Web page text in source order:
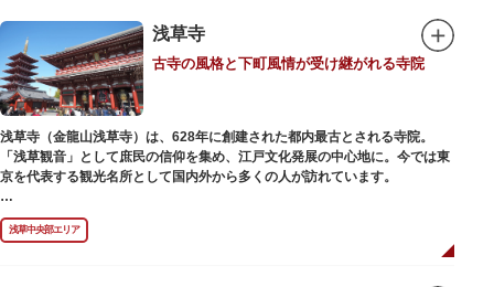
から池を眺めれば、新しい発見ができるかもしれません。また、「鵜の池」
にはマガモ・オナガガモなどたくさんの鴨や渡り鳥が訪れます。大都会の中
でバードウォッチングができる珍しいスポットです。
ファミリーで、カップルで、または一人でゆったりと、思い思いの時間をお
過ごしください。
浅草寺
古寺の風格と下町風情が受け継がれる寺院
浅草寺（金龍山浅草寺）は、628年に創建された都内最古とされる寺院。
「浅草観音」として庶民の信仰を集め、江戸文化発展の中心地に。今では東
京を代表する観光名所として国内外から多くの人が訪れています。
浅草の象徴とも言える「雷門（風雷神門）」は、高さ3.9mの大提灯と風神雷
神像が安置された浅草寺の総門。本堂前には2体の仁王尊像が並ぶ山門「宝
蔵門」が建ち、参拝客を堂々と迎えてくれます。本堂前には、邪気を払うご
浅草中央部エリア